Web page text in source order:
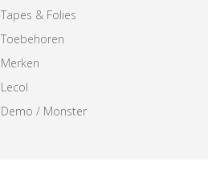
Tapes & Folies
Toebehoren
Merken
Lecol
Demo / Monster